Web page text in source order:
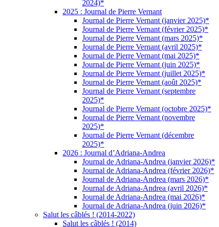
2024)*
2025 : Journal de Pierre Vernant
Journal de Pierre Vernant (janvier 2025)*
Journal de Pierre Vernant (février 2025)*
Journal de Pierre Vernant (mars 2025)*
Journal de Pierre Vernant (avril 2025)*
Journal de Pierre Vernant (mai 2025)*
Journal de Pierre Vernant (juin 2025)*
Journal de Pierre Vernant (juillet 2025)*
Journal de Pierre Vernant (août 2025)*
Journal de Pierre Vernant (septembre
2025)*
Journal de Pierre Vernant (octobre 2025)*
Journal de Pierre Vernant (novembre
2025)*
Journal de Pierre Vernant (décembre
2025)*
2026 : Journal d’Adriana-Andrea
Journal de Adriana-Andrea (janvier 2026)*
Journal de Adriana-Andrea (février 2026)*
Journal de Adriana-Andrea (mars 2026)*
Journal de Adriana-Andrea (avril 2026)*
Journal de Adriana-Andrea (mai 2026)*
Journal de Adriana-Andrea (juin 2026)*
Salut les câblés ! (2014-2022)
Salut les câblés ! (2014)